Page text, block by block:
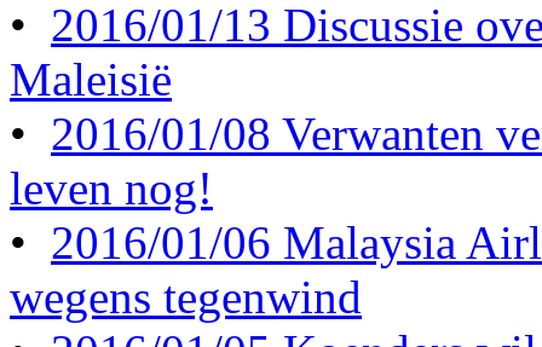
• 2016/01/13 Discussie
Maleisië
• 2016/01/08 Verwanten
leven nog!
• 2016/01/06 Malaysia
wegens tegenwind